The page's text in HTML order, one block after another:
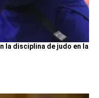
la disciplina de judo en la